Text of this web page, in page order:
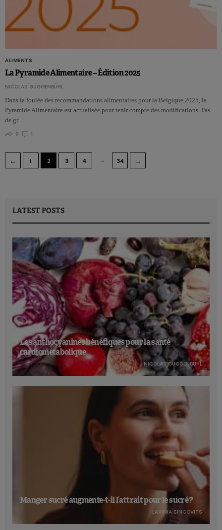
ALIMENTS
La Pyramide Alimentaire – Édition 2025
NICOLAS GUGGENBÜHL
Dans la foulée des recommandations alimentaires pour la Belgique 2025, la
Pyramide Alimentaire est actualisée pour tenir compte des modifications. Pas
de gr…
0
1
← 1 2 3 4 … 34 →
LATEST POSTS
Les anthocyanines bénéfiques pour la santé
cardiométabolique
NICOLAS GUGGENBÜHL
Manger sucré augmente-t-il l’attrait pour le sucré ?
LAVINIA SINCOVITS